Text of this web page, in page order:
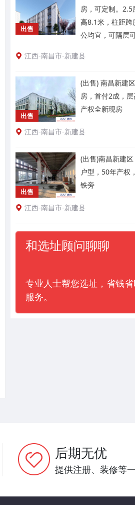
出售
房，可定制。
高8.1米，柱距跨
公均宜，可隔层
江西-南昌市-新建县
出售
(出售) 南昌新建
房，首付2成，
产权全新现房
江西-南昌市-新建县
出售
(出售)南昌新建
户型，50年产权
铁旁
江西-南昌市-新建县
和选址顾问聊聊
专业人士帮您选址，省钱
服务。
后期无优
提供注册、装修等